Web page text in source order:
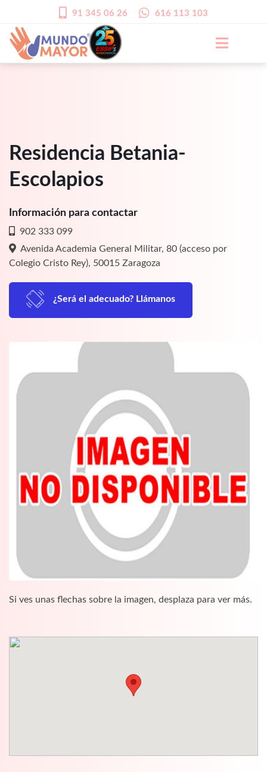
91 345 06 26 616 113 103
Residencia Betania-
Escolapios
Información para contactar
902 333 099
Avenida Academia General Militar, 80 (acceso por
Colegio Cristo Rey), 50015 Zaragoza
¿Será el adecuado? Llámanos
Si ves unas flechas sobre la imagen, desplaza para ver más.